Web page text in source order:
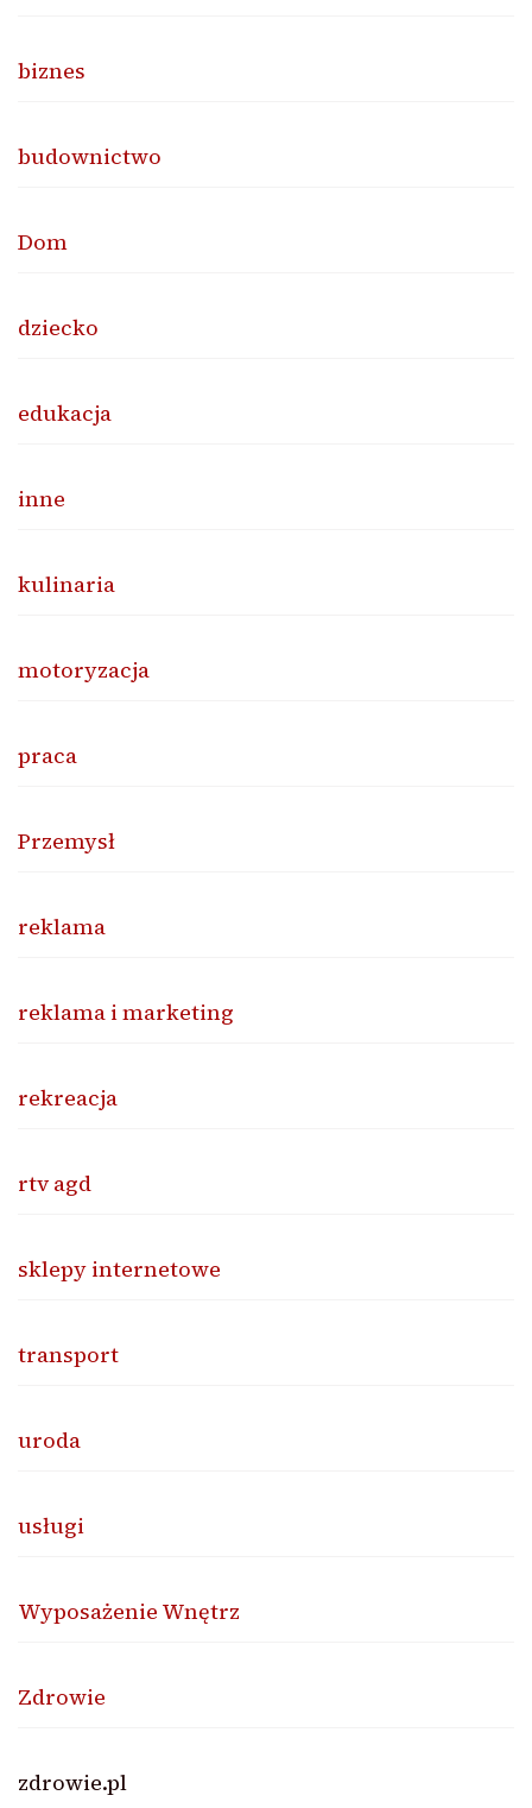
biznes
budownictwo
Dom
dziecko
edukacja
inne
kulinaria
motoryzacja
praca
Przemysł
reklama
reklama i marketing
rekreacja
rtv agd
sklepy internetowe
transport
uroda
usługi
Wyposażenie Wnętrz
Zdrowie
zdrowie.pl